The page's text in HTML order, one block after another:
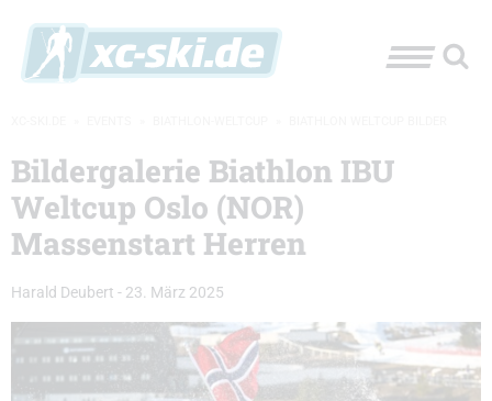
Bildergalerie Biathlon IBU
Weltcup Oslo (NOR)
Massenstart Herren
Harald Deubert - 23. März 2025